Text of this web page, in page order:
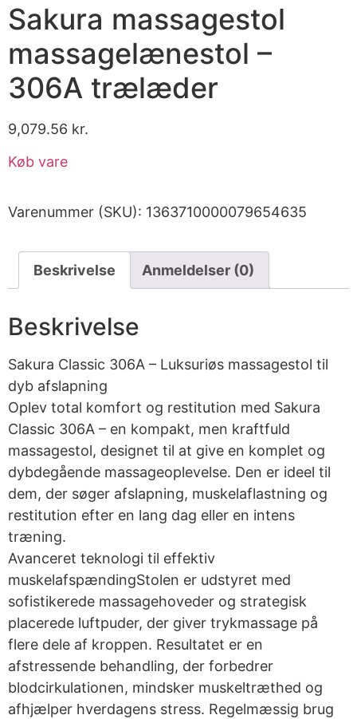
Sakura massagestol
massagelænestol –
306A trælæder
9,079.56 kr.
Køb vare
Varenummer (SKU): 1363710000079654635
Beskrivelse Anmeldelser (0)
Beskrivelse
Sakura Classic 306A – Luksuriøs massagestol til
dyb afslapning
Oplev total komfort og restitution med Sakura
Classic 306A – en kompakt, men kraftfuld
massagestol, designet til at give en komplet og
dybdegående massageoplevelse. Den er ideel til
dem, der søger afslapning, muskelaflastning og
restitution efter en lang dag eller en intens
træning.
Avanceret teknologi til effektiv
muskelafspændingStolen er udstyret med
sofistikerede massagehoveder og strategisk
placerede luftpuder, der giver trykmassage på
flere dele af kroppen. Resultatet er en
afstressende behandling, der forbedrer
blodcirkulationen, mindsker muskeltræthed og
afhjælper hverdagens stress. Regelmæssig brug